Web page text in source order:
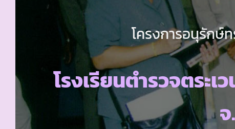
โครงการอนุรักษ์
โรงเรียนตำรวจตระ